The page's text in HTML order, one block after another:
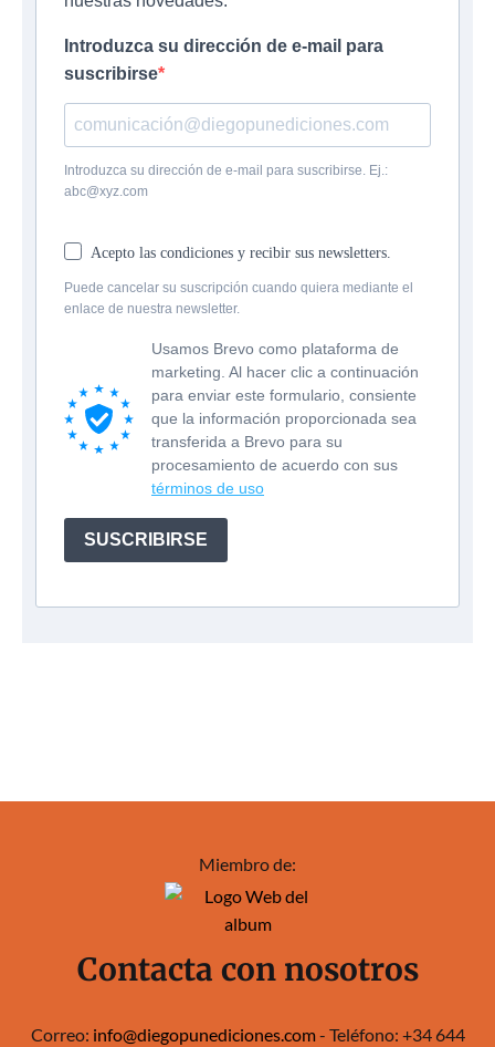
Introduzca su dirección de e-mail para
suscribirse
Introduzca su dirección de e-mail para suscribirse. Ej.:
abc@xyz.com
Acepto las condiciones y recibir sus newsletters.
Puede cancelar su suscripción cuando quiera mediante el
enlace de nuestra newsletter.
Usamos Brevo como plataforma de
marketing. Al hacer clic a continuación
para enviar este formulario, consiente
que la información proporcionada sea
transferida a Brevo para su
procesamiento de acuerdo con sus
términos de uso
SUSCRIBIRSE
Miembro de:
Contacta con nosotros
Correo: info@diegopunediciones.com- Teléfono: +34 644